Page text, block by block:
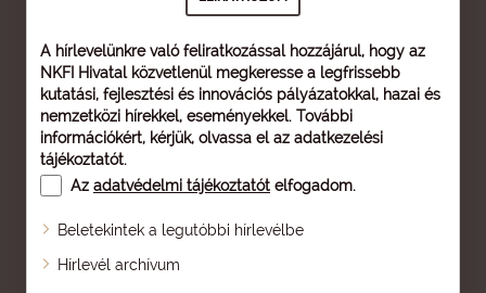
A hírlevelünkre való feliratkozással hozzájárul, hogy az
NKFI Hivatal közvetlenül megkeresse a legfrissebb
kutatási, fejlesztési és innovációs pályázatokkal, hazai és
nemzetközi hírekkel, eseményekkel. További
információkért, kérjük, olvassa el az adatkezelési
tájékoztatót.
Az adatvédelmi tájékoztatót elfogadom.
Beletekintek a legutóbbi hírlevélbe
Hírlevél archívum
Oldaltérkép